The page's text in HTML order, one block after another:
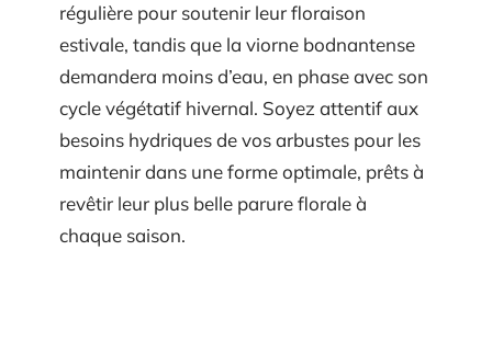
régulière pour soutenir leur floraison
estivale, tandis que la viorne bodnantense
demandera moins d’eau, en phase avec son
cycle végétatif hivernal. Soyez attentif aux
besoins hydriques de vos arbustes pour les
maintenir dans une forme optimale, prêts à
revêtir leur plus belle parure florale à
chaque saison.